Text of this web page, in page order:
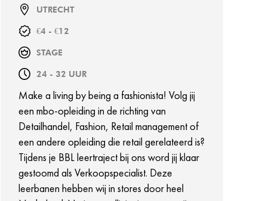
UTRECHT
€4 - €12
STAGE
24 - 32 UUR
Make a living by being a fashionista! Volg jij
een mbo-opleiding in de richting van
Detailhandel, Fashion, Retail management of
een andere opleiding die retail gerelateerd is?
Tijdens je BBL leertraject bij ons word jij klaar
gestoomd als Verkoopspecialist. Deze
leerbanen hebben wij in stores door heel